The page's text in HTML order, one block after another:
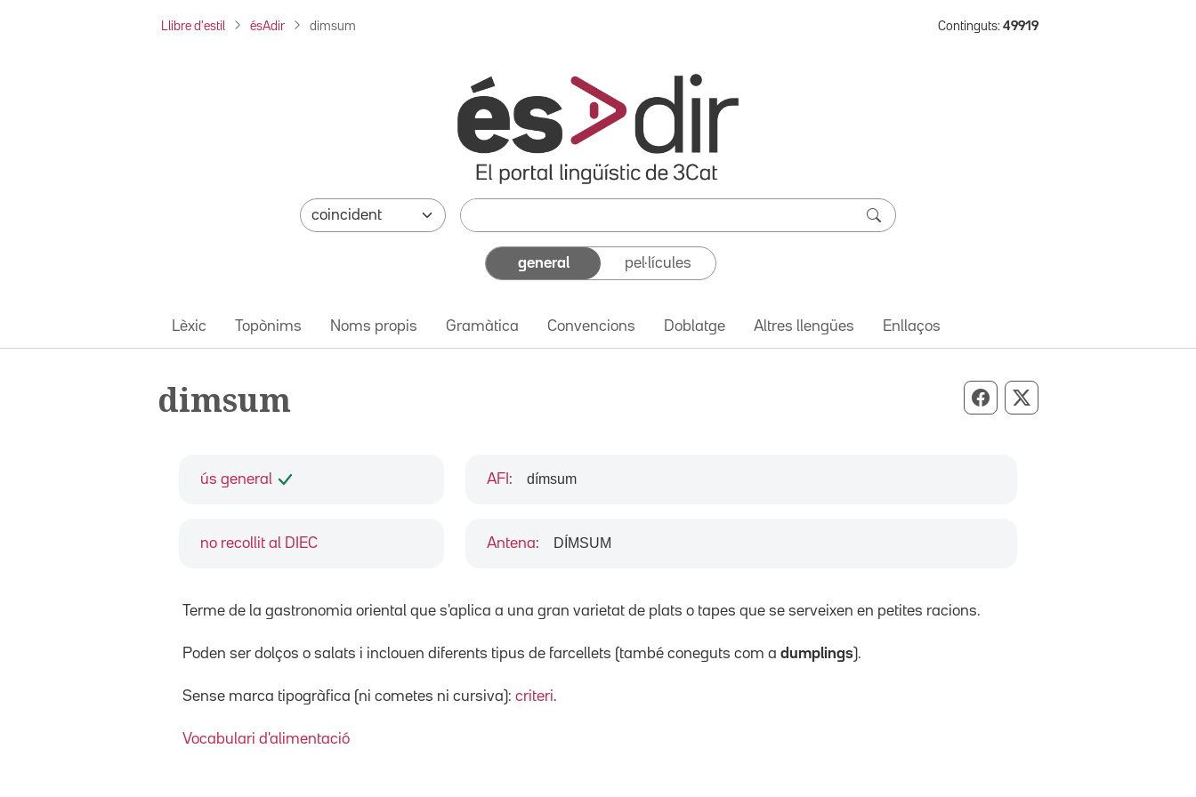
Llibre d'estil ésAdir dimsum Continguts: 49919
general pel·lícules
Lèxic Topònims Noms propis Gramàtica Convencions Doblatge Altres llengües Enllaços
dimsum Compartir per Facebook
Compartir per X
ús general
no recollit al DIEC
AFI : dímsum
Antena: DÍMSUM
Terme de la gastronomia oriental que s'aplica a una gran varietat de plats o tapes que se serveixen en petites racions.
Poden ser dolços o salats i inclouen diferents tipus de farcellets (també coneguts com a dumplings).
Sense marca tipogràfica (ni cometes ni cursiva): criteri.
Vocabulari d'alimentació